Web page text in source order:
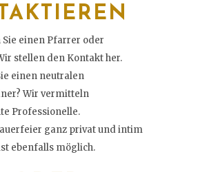
Sie einen Pfarrer oder
stellen den Kontakt her.
einen neutralen
Wir vermitteln
Professionelle.
ganz privat und intim
ebenfalls möglich.